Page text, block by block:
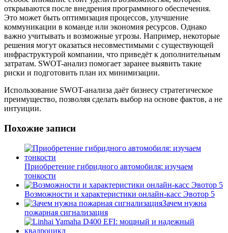
открываются после внедрения программного обеспечения.
Это может быть оптимизация процессов, улучшение
коммуникации в команде или экономия ресурсов. Однако
важно учитывать и возможные угрозы. Например, некоторые
решения могут оказаться несовместимыми с существующей
инфраструктурой компании, что приведёт к дополнительным
затратам. SWOT-анализ помогает заранее выявить такие
риски и подготовить план их минимизации.
Использование SWOT-анализа даёт бизнесу стратегическое
преимущество, позволяя сделать выбор на основе фактов, а не
интуиции.
Похожие записи
Приобретение гибридного автомобиля: изучаем
тонкости
Возможности и характеристики онлайн-касс Эвотор 5
Зачем нужна
пожарная сигнализация